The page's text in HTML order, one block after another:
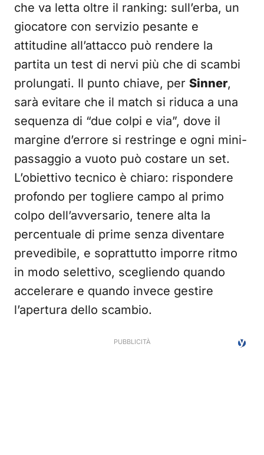
che va letta oltre il ranking: sull’erba, un
giocatore con servizio pesante e
attitudine all’attacco può rendere la
partita un test di nervi più che di scambi
prolungati. Il punto chiave, per Sinner,
sarà evitare che il match si riduca a una
sequenza di “due colpi e via”, dove il
margine d’errore si restringe e ogni mini-
passaggio a vuoto può costare un set.
L’obiettivo tecnico è chiaro: rispondere
profondo per togliere campo al primo
colpo dell’avversario, tenere alta la
percentuale di prime senza diventare
prevedibile, e soprattutto imporre ritmo
in modo selettivo, scegliendo quando
accelerare e quando invece gestire
l’apertura dello scambio.